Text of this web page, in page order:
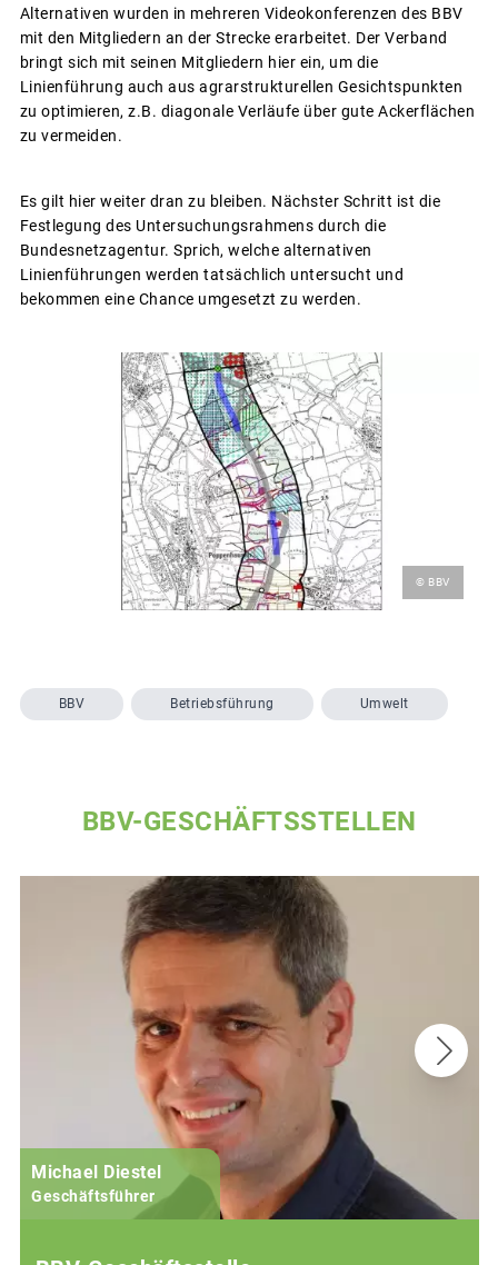
Alternativen wurden in mehreren Videokonferenzen des BBV
mit den Mitgliedern an der Strecke erarbeitet. Der Verband
bringt sich mit seinen Mitgliedern hier ein, um die
Linienführung auch aus agrarstrukturellen Gesichtspunkten
zu optimieren, z.B. diagonale Verläufe über gute Ackerflächen
zu vermeiden.
Es gilt hier weiter dran zu bleiben. Nächster Schritt ist die
Festlegung des Untersuchungsrahmens durch die
Bundesnetzagentur. Sprich, welche alternativen
Linienführungen werden tatsächlich untersucht und
bekommen eine Chance umgesetzt zu werden.
© BBV
BBV Betriebsführung Umwelt
BBV-GESCHÄFTSSTELLEN
Michael Diestel
Geschäftsführer